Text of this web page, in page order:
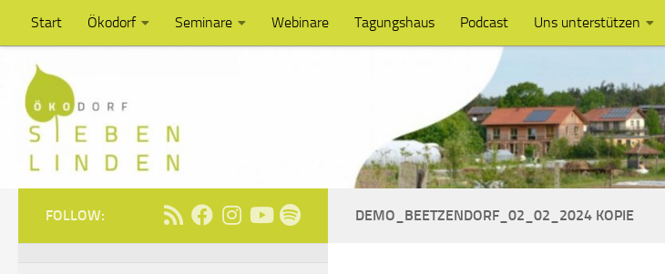
Unter dem Inhalt
Start Ökodorf Seminare Webinare Tagungshaus Podcast Uns unterstützen
DEMO_BEETZENDORF_02_02_2024 KOPIE
FOLLOW: